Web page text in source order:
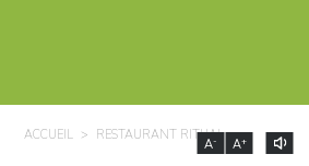
ACCUEIL RESTAURANT RITUAL
A- A+